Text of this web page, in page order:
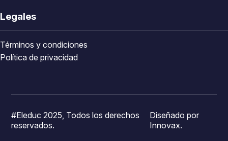
Legales
Términos y condiciones
Política de privacidad
#Eleduc 2025, Todos los derechos
reservados.
Diseñado por
Innovax.